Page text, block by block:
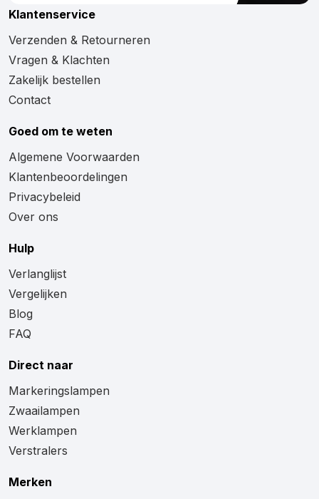
Klantenservice
Verzenden & Retourneren
Vragen & Klachten
Zakelijk bestellen
Contact
Goed om te weten
Algemene Voorwaarden
Klantenbeoordelingen
Privacybeleid
Over ons
Hulp
Verlanglijst
Vergelijken
Blog
FAQ
Direct naar
Markeringslampen
Zwaailampen
Werklampen
Verstralers
Merken